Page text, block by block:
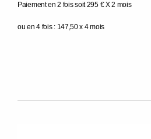
Paiement en 2 fois soit 295 € X 2 mois
ou en 4 fois : 147,50 x 4 mois